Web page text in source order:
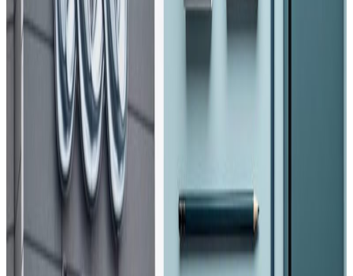
कोरोना पहिचान भएसँगै संक्रमितको संख्या ३० पुगेको छ । शुक्रबार
एकैदिन उदयपुरमा १२ जना र चितवनमा २ जनामा कोरोना संक्रमण
पुष्टि भएको हो ।
उदयपुर नगरपालिका ३ स्थित भुल्केमा रहेको मस्जिदमा नयाँ
मानिसहरु देखेको भन्दै स्थानीयले खबर गरेपछि स्थानीय प्रशासन र
जनप्रतिनिधि समेतको टोली सो स्थानमा पुगेको थियो । दिल्लीबाट
आएका १२ जना भारतीय नागरिक तथा मोरङबाट आएका ४ जना
नेपालीको र्यापिड टेष्टमा रिपोर्ट नेगेटिभ आएपनि कोशी अस्पतालमा
गरिएको परीक्षणले ८ जनामा कोरोना पोजेटिभ देखाएको थियो ।
नतिजा प्रमाणिकरका लागि टेकुस्थित जनस्वास्थ्य प्रयोगशालामा